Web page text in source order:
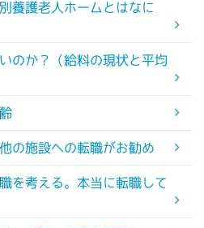
養護老人ホームとはなに
のか？（給料の現状と平均
の施設への転職がお勧め
を考える。本当に転職して